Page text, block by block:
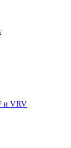
и VRV